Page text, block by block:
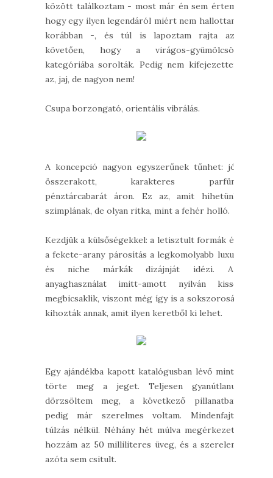
között találkoztam - most már én sem értem,
hogy egy ilyen legendáról miért nem hallottam
korábban -, és túl is lapoztam rajta azt
követően, hogy a virágos-gyümölcsös
kategóriába sorolták. Pedig nem kifejezetten
az, jaj, de nagyon nem!
Csupa borzongató, orientális vibrálás.
A koncepció nagyon egyszerűnek tűnhet: jól
összerakott, karakteres parfüm
pénztárcabarát áron. Ez az, amit hihetünk
szimplának, de olyan ritka, mint a fehér holló.
Kezdjük a külsőségekkel: a letisztult formák és
a fekete-arany párosítás a legkomolyabb luxus
és niche márkák dizájnját idézi. Az
anyaghasználat imitt-amott nyilván kissé
megbicsaklik, viszont még így is a sokszorosát
kihozták annak, amit ilyen keretből ki lehet.
Egy ajándékba kapott katalógusban lévő minta
törte meg a jeget. Teljesen gyanútlanul
dörzsöltem meg, a következő pillanatban
pedig már szerelmes voltam. Mindenfajta
túlzás nélkül. Néhány hét múlva megérkezett
hozzám az 50 milliliteres üveg, és a szerelem
azóta sem csitult.